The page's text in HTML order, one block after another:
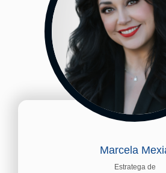
Marcela
Estratega de